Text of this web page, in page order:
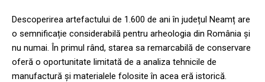
Descoperirea artefactului de 1.600 de ani în județul Neamț are
o semnificație considerabilă pentru arheologia din România și
nu numai. În primul rând, starea sa remarcabilă de conservare
oferă o oportunitate limitată de a analiza tehnicile de
manufactură și materialele folosite în acea eră istorică.